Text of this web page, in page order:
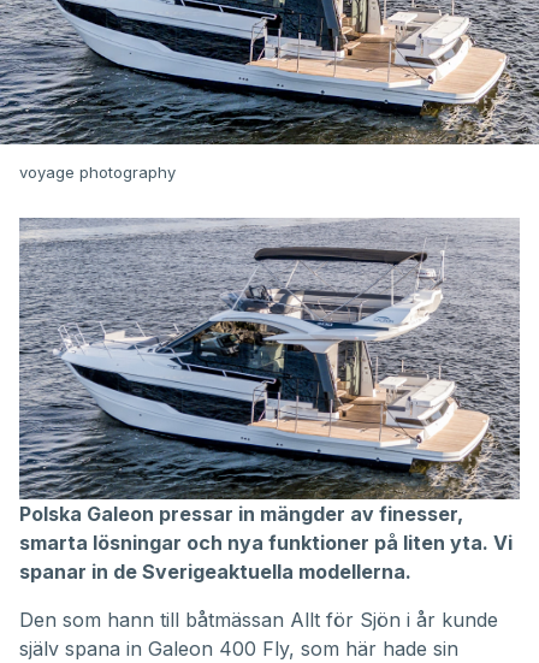
voyage photography
Polska Galeon pressar in mängder av finesser,
smarta lösningar och nya funktioner på liten yta. Vi
spanar in de Sverigeaktuella modellerna.
Den som hann till båtmässan Allt för Sjön i år kunde
själv spana in Galeon 400 Fly, som här hade sin